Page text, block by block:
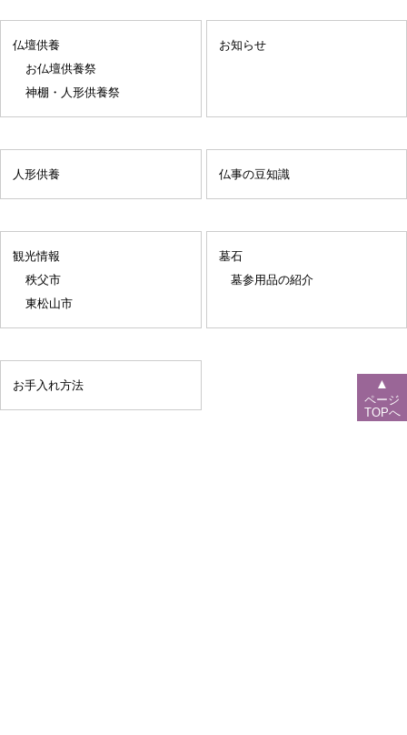
仏壇供養
お仏壇供養祭
神棚・人形供養祭
お知らせ
人形供養 仏事の豆知識
観光情報
秩父市
東松山市
墓石
墓参用品の紹介
お手入れ方法 ▲
ページ
TOPへ